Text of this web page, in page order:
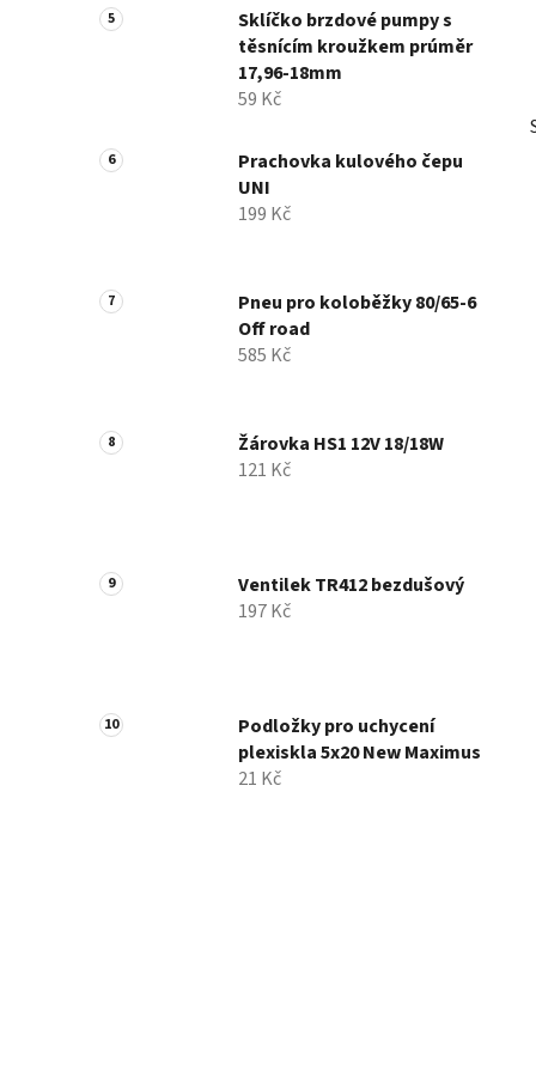
Sklíčko brzdové pumpy s
těsnícím kroužkem prúměr
17,96-18mm
59 Kč
Prachovka kulového čepu
UNI
199 Kč
Pneu pro koloběžky 80/65-6
Off road
585 Kč
Žárovka HS1 12V 18/18W
121 Kč
Ventilek TR412 bezdušový
197 Kč
Podložky pro uchycení
plexiskla 5x20 New Maximus
21 Kč